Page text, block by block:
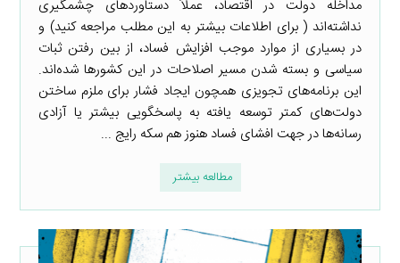
مداخله دولت در اقتصاد، عملاً دستاوردهای چشمگیری
نداشته‌اند ( برای اطلاعات بیشتر به این مطلب مراجعه کنید) و
در بسیاری از موارد موجب افزایش فساد، از بین رفتن ثبات
سیاسی و بسته شدن مسیر اصلاحات در این کشورها شده‌اند.
این برنامه‌های تجویزی همچون ایجاد فشار برای ملزم ساختن
دولت‌های کمتر توسعه یافته به پاسخگویی بیشتر یا آزادی
رسانه‌ها در جهت افشای فساد هنوز هم سکه رایج ...
مطالعه بیشتر